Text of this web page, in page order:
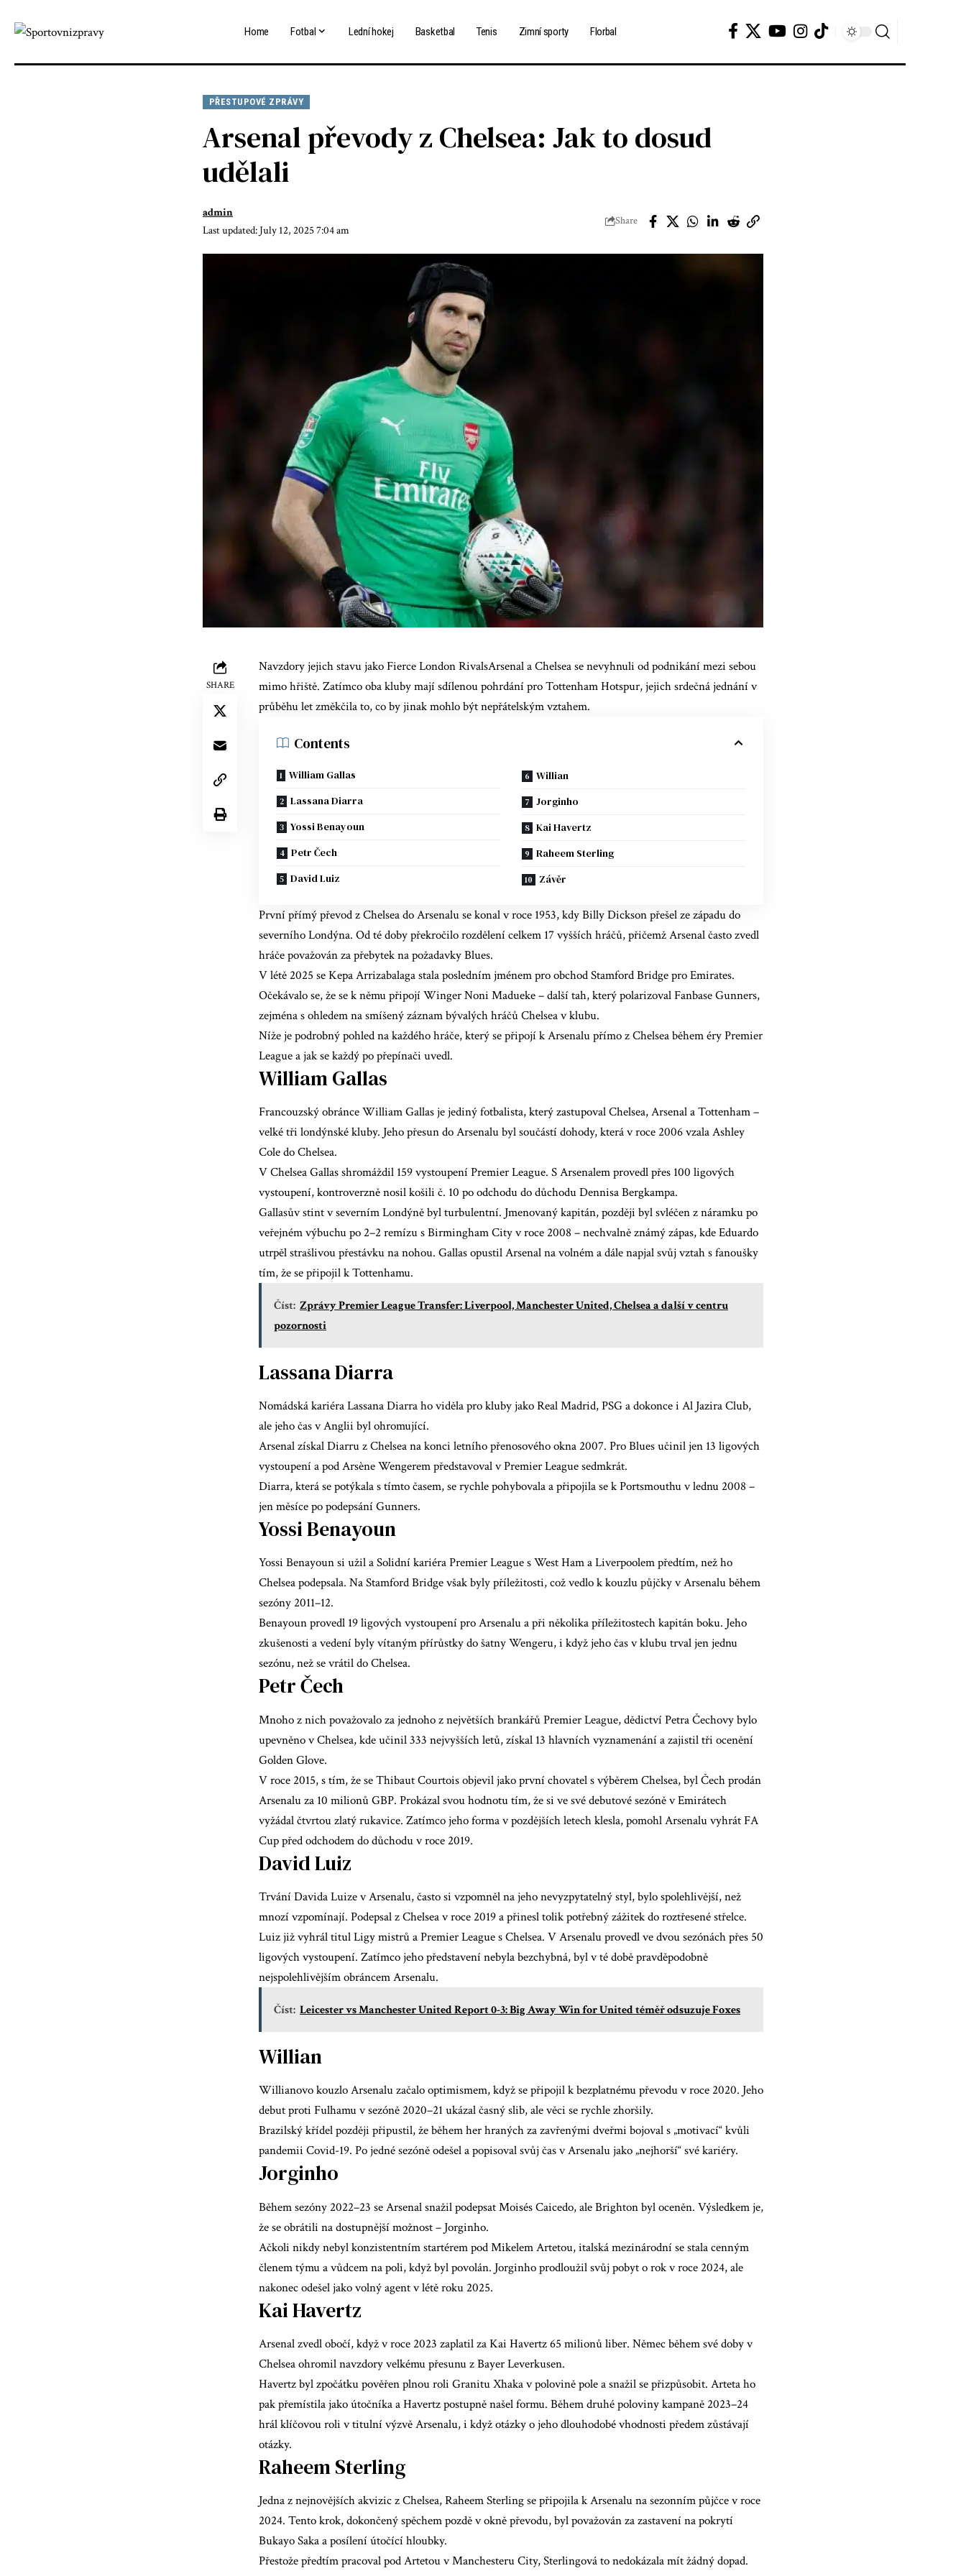
Home Fotbal Lední hokej Basketbal Tenis Zimní sporty Florbal
PŘESTUPOVÉ ZPRÁVY
Arsenal převody z Chelsea: Jak to dosud
udělali
Last updated: July 12, 2025 7:04 am
admin
Share
SHARE
Navzdory jejich stavu jakoFierce London RivalsArsenal a Chelsea se nevyhnuli od podnikání mezi sebou
mimo hřiště. Zatímco oba kluby mají sdílenou pohrdání pro Tottenham Hotspur, jejich srdečná jednání v
průběhu let změkčila to, co by jinak mohlo být nepřátelským vztahem.
Contents
William Gallas
Lassana Diarra
Yossi Benayoun
Petr Čech
David Luiz
Willian
Jorginho
Kai Havertz
Raheem Sterling
Závěr
První přímý převod z Chelsea do Arsenalu se konal v roce 1953, kdy Billy Dickson přešel ze západu do
severního Londýna. Od té doby překročilo rozdělení celkem 17 vyšších hráčů, přičemž Arsenal často zvedl
hráče považován za přebytek na požadavky Blues.
V létě 2025 se Kepa Arrizabalaga stala posledním jménem pro obchod Stamford Bridge pro Emirates.
Očekávalo se, že se k němu připojí Winger Noni Madueke – další tah, který polarizoval Fanbase Gunners,
zejména s ohledem na smíšený záznam bývalých hráčů Chelsea v klubu.
Níže je podrobný pohled na každého hráče, který se připojí k Arsenalu přímo z Chelsea během éry Premier
League a jak se každý po přepínači uvedl.
William Gallas
Francouzský obránce William Gallas je jediný fotbalista, který zastupoval Chelsea, Arsenal a Tottenham –
velké tři londýnské kluby. Jeho přesun do Arsenalu byl součástí dohody, která v roce 2006 vzala Ashley
Cole do Chelsea.
V Chelsea Gallas shromáždil 159 vystoupení Premier League. S Arsenalem provedl přes 100 ligových
vystoupení, kontroverzně nosil košili č. 10 po odchodu do důchodu Dennisa Bergkampa.
Gallasův stint v severním Londýně byl turbulentní. Jmenovaný kapitán, později byl svléčen z náramku po
veřejném výbuchu po 2–2 remízu s Birmingham City v roce 2008 – nechvalně známý zápas, kde Eduardo
utrpěl strašlivou přestávku na nohou. Gallas opustil Arsenal na volném a dále napjal svůj vztah s fanoušky
tím, že se připojil k Tottenhamu.
Číst: Zprávy Premier League Transfer: Liverpool, Manchester United, Chelsea a další v centru
pozornosti
Lassana Diarra
Nomádská kariéra Lassana Diarra ho viděla pro kluby jako Real Madrid, PSG a dokonce i Al Jazira Club,
ale jeho čas v Anglii byl ohromující.
Arsenal získal Diarru z Chelsea na konci letního přenosového okna 2007. Pro Blues učinil jen 13 ligových
vystoupení a pod Arsène Wengerem představoval v Premier League sedmkrát.
Diarra, která se potýkala s tímto časem, se rychle pohybovala a připojila se k Portsmouthu v lednu 2008 –
jen měsíce po podepsání Gunners.
Yossi Benayoun
Yossi Benayoun si užil aSolidní kariéra Premier Leagues West Ham a Liverpoolem předtím, než ho
Chelsea podepsala. Na Stamford Bridge však byly příležitosti, což vedlo k kouzlu půjčky v Arsenalu během
sezóny 2011–12.
Benayoun provedl 19 ligových vystoupení pro Arsenalu a při několika příležitostech kapitán boku. Jeho
zkušenosti a vedení byly vítaným přírůstky do šatny Wengeru, i když jeho čas v klubu trval jen jednu
sezónu, než se vrátil do Chelsea.
Petr Čech
Mnoho z nich považovalo za jednoho z největších brankářů Premier League, dědictví Petra Čechovy bylo
upevněno v Chelsea, kde učinil 333 nejvyšších letů, získal 13 hlavních vyznamenání a zajistil tři ocenění
Golden Glove.
V roce 2015, s tím, že se Thibaut Courtois objevil jako první chovatel s výběrem Chelsea, byl Čech prodán
Arsenalu za 10 milionů GBP. Prokázal svou hodnotu tím, že si ve své debutové sezóně v Emirátech
vyžádal čtvrtou zlatý rukavice. Zatímco jeho forma v pozdějších letech klesla, pomohl Arsenalu vyhrát FA
Cup před odchodem do důchodu v roce 2019.
David Luiz
Trvání Davida Luize v Arsenalu, často si vzpomněl na jeho nevyzpytatelný styl, bylo spolehlivější, než
mnozí vzpomínají. Podepsal z Chelsea v roce 2019 a přinesl tolik potřebný zážitek do roztřesené střelce.
Luiz již vyhrál titul Ligy mistrů a Premier League s Chelsea. V Arsenalu provedl ve dvou sezónách přes 50
ligových vystoupení. Zatímco jeho představení nebyla bezchybná, byl v té době pravděpodobně
nejspolehlivějším obráncem Arsenalu.
Číst: Leicester vs Manchester United Report 0-3: Big Away Win for United téměř odsuzuje Foxes
Willian
Willianovo kouzlo Arsenalu začalo optimismem, když se připojil k bezplatnému převodu v roce 2020. Jeho
debut proti Fulhamu v sezóně 2020–21 ukázal časný slib, ale věci se rychle zhoršily.
Brazilský křídel později připustil, že během her hraných za zavřenými dveřmi bojoval s „motivací“ kvůli
pandemii Covid-19. Po jedné sezóně odešel a popisoval svůj čas v Arsenalu jako „nejhorší“ své kariéry.
Jorginho
Během sezóny 2022–23 se Arsenal snažil podepsat Moisés Caicedo, ale Brighton byl oceněn. Výsledkem je,
že se obrátili na dostupnější možnost – Jorginho.
Ačkoli nikdy nebyl konzistentním startérem pod Mikelem Artetou, italská mezinárodní se stala cenným
členem týmu a vůdcem na poli, když byl povolán. Jorginho prodloužil svůj pobyt o rok v roce 2024, ale
nakonec odešel jako volný agent v létě roku 2025.
Kai Havertz
Arsenal zvedl obočí, když v roce 2023 zaplatil za Kai Havertz 65 milionů liber. Němec během své doby v
Chelsea ohromil navzdory velkému přesunu z Bayer Leverkusen.
Havertz byl zpočátku pověřen plnou roli Granitu Xhaka v polovině pole a snažil se přizpůsobit. Arteta ho
pak přemístila jako útočníka a Havertz postupně našel formu. Během druhé poloviny kampaně 2023–24
hrál klíčovou roli v titulní výzvě Arsenalu, i když otázky o jeho dlouhodobé vhodnosti předem zůstávají
otázky.
Raheem Sterling
Jedna z nejnovějších akvizic z Chelsea, Raheem Sterling se připojila k Arsenalu na sezonním půjčce v roce
2024. Tento krok, dokončený spěchem pozdě v okně převodu, byl považován za zastavení na pokrytí
Bukayo Saka a posílení útočící hloubky.
Přestože předtím pracoval pod Artetou v Manchesteru City, Sterlingová to nedokázala mít žádný dopad.